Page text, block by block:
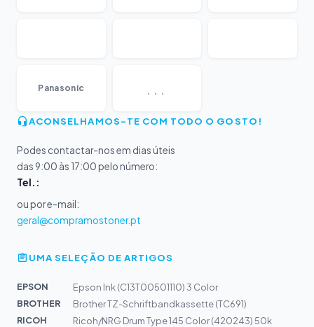
Panasonic ...
ACONSELHAMOS-TE COM TODO O GOSTO!
Podes contactar-nos em dias úteis
das 9:00 às 17:00 pelo número:
Tel.:
ou por e-mail:
geral@compramostoner.pt
UMA SELEÇÃO DE ARTIGOS
EPSON
Epson Ink (C13T00501110) 3 Color
BROTHER
Brother TZ-Schriftbandkassette (TC691)
RICOH
Ricoh/NRG Drum Type 145 Color (420243) 50k